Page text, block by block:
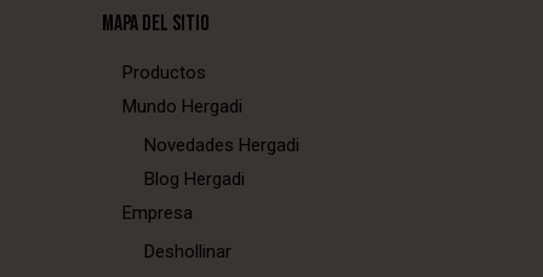
MAPA DEL SITIO
Productos
Mundo Hergadi
Novedades Hergadi
Blog Hergadi
Empresa
Deshollinar